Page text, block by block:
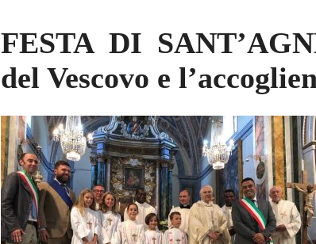
FESTA DI
del Vescovo e